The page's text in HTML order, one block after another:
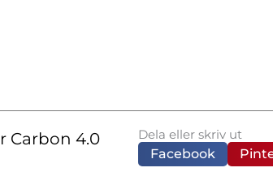
Carbon 4.0
Dela eller skriv ut
Facebook